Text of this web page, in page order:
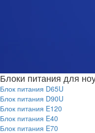
Блоки питания для
Блок питания D65U
Блок питания D90U
Блок питания E120
Блок питания E40
Блок питания E70